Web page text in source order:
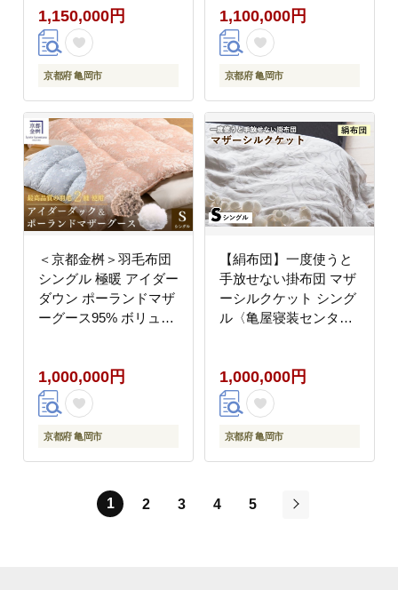
秋 冬 シーズン 収納
1,150,000円
京都府 亀岡市
気 春 秋 冬 シーズン 収
納
1,100,000円
京都府 亀岡市
＜京都金桝＞羽毛布団
シングル 極暖 アイダー
ダウン ポーランドマザ
ーグース95% ボリュー
ブルー 冬用 布団 京都
亀岡産 キャピタル トリ
プル
1,000,000円
京都府 亀岡市
【絹布団】一度使うと
手放せない掛布団 マザ
ーシルクケット シング
ル〈亀屋寝装センタ
内生産 掛け布団 綿布団
シルク コットン 肌触り
年中使える》
1,000,000円
京都府 亀岡市
1 2 3 4
5